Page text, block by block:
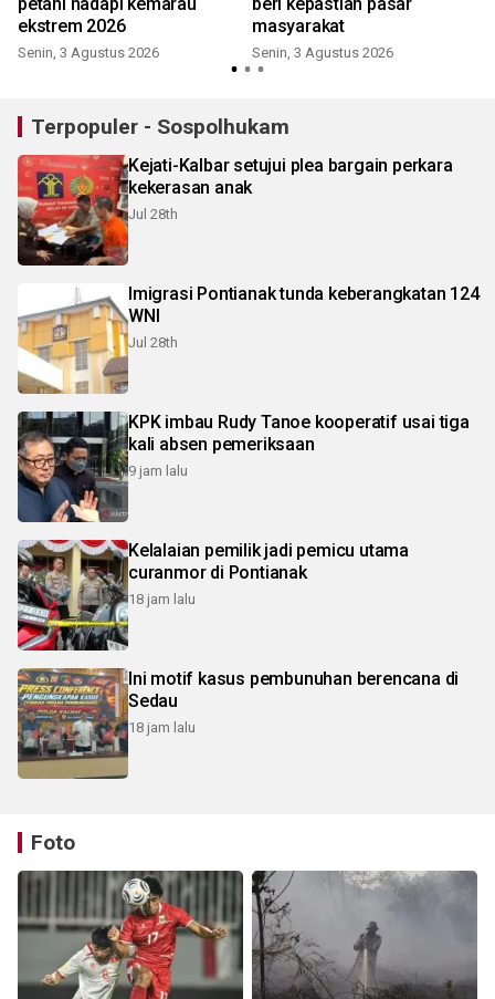
ekstrem 2026
Senin, 3 Agustus 2026
masyarakat
Senin, 3 Agustus 2026
Terpopuler - Sospolhukam
Kejati-Kalbar setujui plea bargain perkara
kekerasan anak
Jul 28th
Imigrasi Pontianak tunda keberangkatan 124
WNI
Jul 28th
KPK imbau Rudy Tanoe kooperatif usai tiga
kali absen pemeriksaan
9 jam lalu
Kelalaian pemilik jadi pemicu utama
curanmor di Pontianak
18 jam lalu
Ini motif kasus pembunuhan berencana di
Sedau
18 jam lalu
Foto